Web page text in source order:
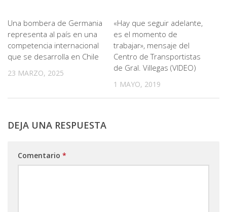
Una bombera de Germania
representa al país en una
competencia internacional
que se desarrolla en Chile
23 MARZO, 2025
«Hay que seguir adelante,
es el momento de
trabajar», mensaje del
Centro de Transportistas
de Gral. Villegas (VIDEO)
1 MAYO, 2019
DEJA UNA RESPUESTA
Comentario *